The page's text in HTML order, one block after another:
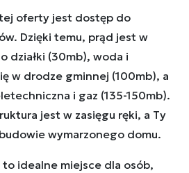
oferty jest dostęp do
Dzięki temu, prąd jest w
działki (30mb), woda i
w drodze gminnej (100mb), a
i gaz (135-150mb).
jest w zasięgu ręki, a Ty
wymarzonego domu.
to idealne miejsce dla osób,